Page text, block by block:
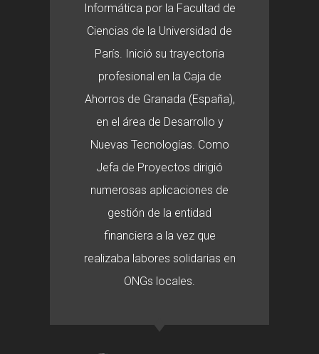
Informática por la Facultad de
Ciencias de la Universidad de
París. Inició su trayectoria
profesional en la Caja de
Ahorros de Granada (España),
en el área de Desarrollo y
Nuevas Tecnologías. Como
Jefa de Proyectos dirigió
numerosas aplicaciones de
gestión de la entidad
financiera a la vez que
realizaba labores solidarias en
ONGs locales.